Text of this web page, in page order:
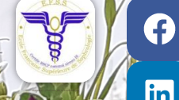
Chambre syndicale de la sophrologie